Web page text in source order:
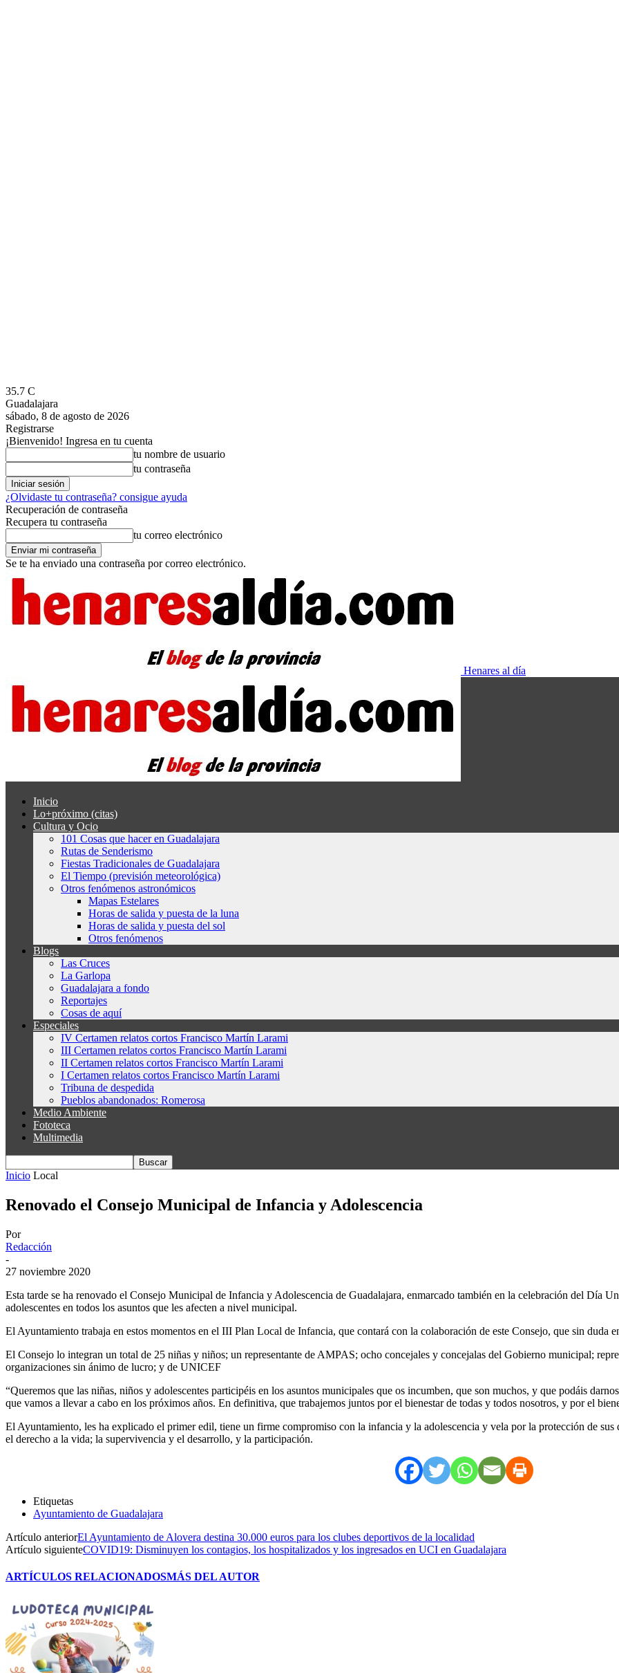
35.7 C
Guadalajara
sábado, 8 de agosto de 2026
Registrarse
¡Bienvenido! Ingresa en tu cuenta
tu nombre de usuario
tu contraseña
¿Olvidaste tu contraseña? consigue ayuda
Recuperación de contraseña
Recupera tu contraseña
tu correo electrónico
Se te ha enviado una contraseña por correo electrónico.
Henares al día
Inicio
Lo+próximo (citas)
Cultura y Ocio
101 Cosas que hacer en Guadalajara
Rutas de Senderismo
Fiestas Tradicionales de Guadalajara
El Tiempo (previsión meteorológica)
Otros fenómenos astronómicos
Mapas Estelares
Horas de salida y puesta de la luna
Horas de salida y puesta del sol
Otros fenómenos
Blogs
Las Cruces
La Garlopa
Guadalajara a fondo
Reportajes
Cosas de aquí
Especiales
IV Certamen relatos cortos Francisco Martín Larami
III Certamen relatos cortos Francisco Martín Larami
II Certamen relatos cortos Francisco Martín Larami
I Certamen relatos cortos Francisco Martín Larami
Tribuna de despedida
Pueblos abandonados: Romerosa
Medio Ambiente
Fototeca
Multimedia
Inicio Local
Renovado el Consejo Municipal de Infancia y Adolescencia
Por
Redacción
-
27 noviembre 2020
Esta tarde se ha renovado el Consejo Municipal de Infancia y Adolescencia de Guadalajara, enmarcado también en la celebración del Día
adolescentes en todos los asuntos que les afecten a nivel municipal.
El Ayuntamiento trabaja en estos momentos en el III Plan Local de Infancia, que contará con la colaboración de este Consejo, que sin duda
El Consejo lo integran un total de 25 niñas y niños; un representante de AMPAS; ocho concejales y concejalas del Gobierno municipal;
organizaciones sin ánimo de lucro; y de UNICEF
“Queremos que las niñas, niños y adolescentes participéis en los asuntos municipales que os incumben, que son muchos, y que podáis
que vamos a llevar a cabo en los próximos años. En definitiva, que trabajemos juntos por el bienestar de todas y todos nosotros, y por el
El Ayuntamiento, les ha explicado el primer edil, tiene un firme compromiso con la infancia y la adolescencia y vela por la protección de
el derecho a la vida; la supervivencia y el desarrollo, y la participación.
Etiquetas
Ayuntamiento de Guadalajara
Artículo anteriorEl Ayuntamiento de Alovera destina 30.000 euros para los clubes deportivos de la localidad
Artículo siguienteCOVID19: Disminuyen los contagios, los hospitalizados y los ingresados en UCI en Guadalajara
ARTÍCULOS RELACIONADOSMÁS DEL AUTOR